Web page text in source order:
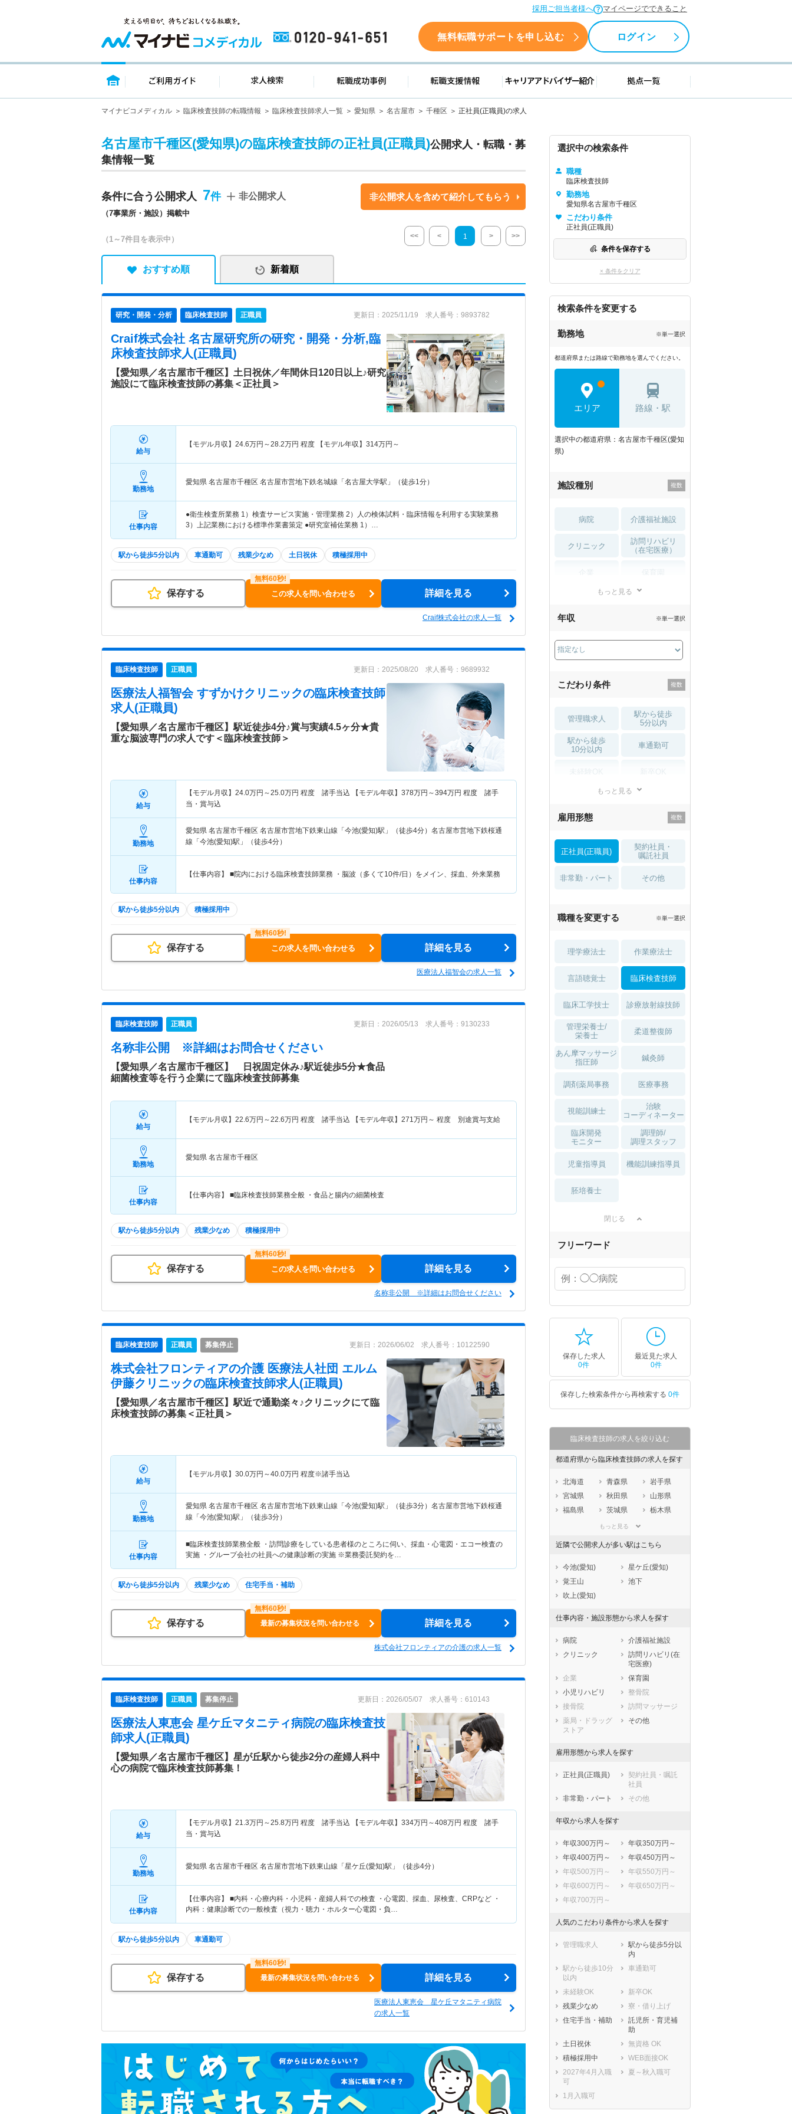
採用ご担当者様へ マイページでできること
0120-941-651 無料転職サポートを申し込む ログイン
トップページ ご利用ガイド 求人検索 転職成功事例 転職支援情報 キャリアアドバイザー紹介 拠点一覧
マイナビコメディカル 臨床検査技師の転職情報 臨床検査技師求人一覧 愛知県 名古屋市 千種区 正社員(正職員)の求人
名古屋市千種区(愛知県)の臨床検査技師の正社員(正職員)公開求人・転職・募
集情報一覧
条件に合う公開求人 7
（7事業所・施設）掲載中
非公開求人 非公開求人を含めて紹介してもらう
（1～7件目を表示中） << < 1 > >>
おすすめ順 新着順
研究・開発・分析 臨床検査技師 正職員 更新日：2025/11/19 求人番号：9893782
Craif株式会社 名古屋研究所の研究・開発・分析,臨
床検査技師求人(正職員)
【愛知県／名古屋市千種区】土日祝休／年間休日120日以上♪研究
施設にて臨床検査技師の募集＜正社員＞
給与
【モデル月収】 24.6万円～28.2万円 程度 【モデル年収】 314万円～
勤務地
愛知県 名古屋市千種区 名古屋市営地下鉄名城線「名古屋大学駅」（徒歩1分）
仕事内容
●衛生検査所業務 1）検査サービス実施・管理業務 2）人の検体試料・臨床情報を利用する実験業務
3）上記業務における標準作業書策定 ●研究室補佐業務 1）…
駅から徒歩5分以内 車通勤可 残業少なめ 土日祝休 積極採用中
保存する この求人を問い合わせる 詳細を見る
Craif株式会社の求人一覧
臨床検査技師 正職員 更新日：2025/08/20 求人番号：9689932
医療法人福智会 すずかけクリニックの臨床検査技師
求人(正職員)
【愛知県／名古屋市千種区】駅近徒歩4分♪賞与実績4.5ヶ分★貴
重な脳波専門の求人です＜臨床検査技師＞
給与
【モデル月収】 24.0万円～25.0万円 程度 諸手当込 【モデル年収】 378万円～394万円 程度 諸手
当・賞与込
勤務地
愛知県 名古屋市千種区 名古屋市営地下鉄東山線「今池(愛知)駅」（徒歩4分）名古屋市営地下鉄桜通
線「今池(愛知)駅」（徒歩4分）
仕事内容
【仕事内容】 ■院内における臨床検査技師業務 ・脳波（多くて10件/日）をメイン、採血、外来業務
駅から徒歩5分以内 積極採用中
保存する この求人を問い合わせる 詳細を見る
医療法人福智会の求人一覧
臨床検査技師 正職員 更新日：2026/05/13 求人番号：9130233
名称非公開 ※詳細はお問合せください
【愛知県／名古屋市千種区】 日祝固定休み♪駅近徒歩5分★食品
細菌検査等を行う企業にて臨床検査技師募集
給与
【モデル月収】 22.6万円～22.6万円 程度 諸手当込 【モデル年収】 271万円～ 程度 別途賞与支給
勤務地
愛知県 名古屋市千種区
仕事内容
【仕事内容】 ■臨床検査技師業務全般 ・食品と腸内の細菌検査
駅から徒歩5分以内 残業少なめ 積極採用中
保存する この求人を問い合わせる 詳細を見る
名称非公開 ※詳細はお問合せください
臨床検査技師 正職員 募集停止 更新日：2026/06/02 求人番号：10122590
株式会社フロンティアの介護 医療法人社団 エルム
伊藤クリニックの臨床検査技師求人(正職員)
【愛知県／名古屋市千種区】駅近で通勤楽々♪クリニックにて臨
床検査技師の募集＜正社員＞
給与
【モデル月収】 30.0万円～40.0万円 程度※諸手当込
勤務地
愛知県 名古屋市千種区 名古屋市営地下鉄東山線「今池(愛知)駅」（徒歩3分）名古屋市営地下鉄桜通
線「今池(愛知)駅」（徒歩3分）
仕事内容
■臨床検査技師業務全般 ・訪問診療をしている患者様のところに伺い、採血・心電図・エコー検査の
実施 ・グループ会社の社員への健康診断の実施 ※業務委託契約を…
駅から徒歩5分以内 残業少なめ 住宅手当・補助
保存する 最新の募集状況を問い合わせる 詳細を見る
株式会社フロンティアの介護の求人一覧
臨床検査技師 正職員 募集停止 更新日：2026/05/07 求人番号：610143
医療法人東恵会 星ケ丘マタニティ病院の臨床検査技
師求人(正職員)
【愛知県／名古屋市千種区】星が丘駅から徒歩2分の産婦人科中
心の病院で臨床検査技師募集！
給与
【モデル月収】 21.3万円～25.8万円 程度 諸手当込 【モデル年収】 334万円～408万円 程度 諸手
当・賞与込
勤務地
愛知県 名古屋市千種区 名古屋市営地下鉄東山線「星ケ丘(愛知)駅」（徒歩4分）
仕事内容
【仕事内容】 ■内科・心療内科・小児科・産婦人科での検査 ・心電図、採血、尿検査、CRPなど ・
内科：健康診断での一般検査（視力・聴力・ホルター心電図・負…
駅から徒歩5分以内 車通勤可
保存する 最新の募集状況を問い合わせる 詳細を見る
医療法人東恵会 星ケ丘マタニティ病院
の求人一覧
選択中の検索条件
職種
臨床検査技師
勤務地
愛知県名古屋市千種区
こだわり条件
正社員(正職員)
条件を保存する
× 条件をクリア
検索条件を変更する
勤務地 ※単一選択
都道府県または路線で勤務地を選んでください。
エリア 路線・駅
選択中の都道府県：名古屋市千種区(愛知
県)
施設種別
病院 介護福祉施設
クリニック
訪問リハビリ
（在宅医療）
薬局・
もっと見る
年収 ※単一選択
こだわり条件
管理職求人
駅から徒歩
5分以内
駅から徒歩
10分以内
車通勤可
住宅手当・補助
土日祝休 無資格 OK
積極採用中 WEB面接OK
もっと見る
雇用形態
正社員(正職員)
契約社員・
嘱託社員
非常勤・パート その他
職種を変更する ※単一選択
理学療法士 作業療法士
言語聴覚士 臨床検査技師
臨床工学技士 診療放射線技師
管理栄養士/
栄養士
柔道整復師
あん摩マッサージ
指圧師
鍼灸師
調剤薬局事務 医療事務
視能訓練士
治験
コーディネーター
臨床開発
モニター
調理師/
調理スタッフ
児童指導員 機能訓練指導員
胚培養士
閉じる
フリーワード
保存した求人
0件
最近見た求人
0件
保存した検索条件から再検索する 0件
臨床検査技師の求人を絞り込む
都道府県から臨床検査技師の求人を探す
北海道 青森県
岩手県
宮城県
秋田県
山形県
福島県
茨城県
栃木県
埼玉県
石川県
福井県
岐阜県
静岡県
愛知県
滋賀県
鳥取県
島根県
岡山県
広島県
山口県
徳島県
香川県
愛媛県
高知県
長崎県
熊本県
大分県
鹿児島県
沖縄県
もっと見る
近隣で公開求人が多い駅はこちら
今池(愛知)
星ケ丘(愛知)
覚王山
池下
吹上(愛知)
仕事内容・施設形態から求人を探す
病院
介護福祉施設
クリニック
訪問リハビリ(在
宅医療)
企業
保育園
小児リハビリ
整骨院
接骨院
訪問マッサージ
薬局・ドラッグ
ストア
その他
雇用形態から求人を探す
正社員(正職員)
契約社員・嘱託
社員
非常勤・パート
その他
年収から求人を探す
年収300万円～
年収350万円～
年収400万円～
年収450万円～
年収500万円～
年収550万円～
年収600万円～
年収650万円～
年収700万円～
人気のこだわり条件から求人を探す
管理職求人
駅から徒歩5分以
内
駅から徒歩10分
以内
車通勤可
未経験OK
新卒OK
残業少なめ
寮・借り上げ
住宅手当・補助
託児所・育児補
助
土日祝休
無資格 OK
積極採用中
WEB面接OK
2027年4月入職
可
夏～秋入職可
1月入職可